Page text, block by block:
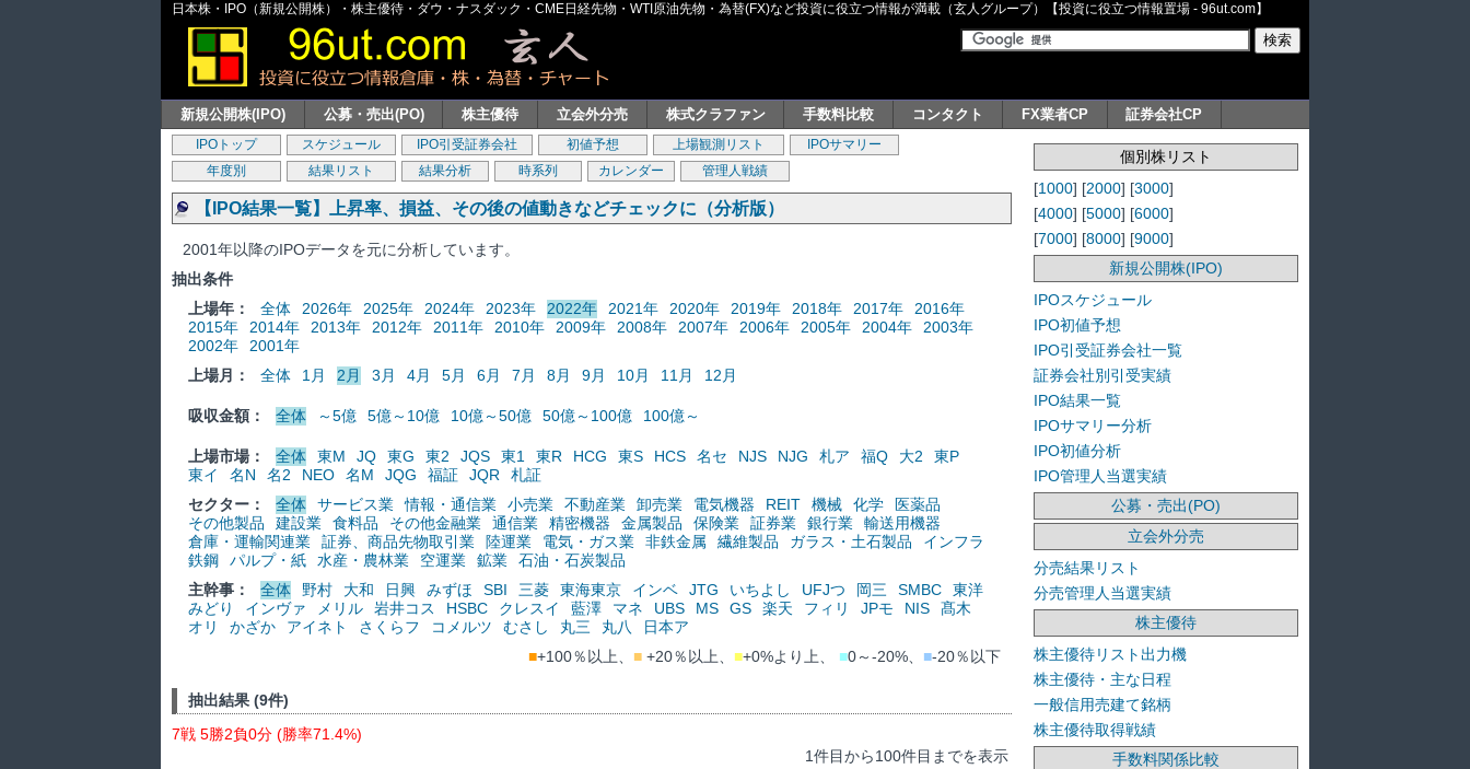
日本株・IPO（新規公開株）・株主優待・ダウ・ナスダック・CME日経先物・WTI原油先物・為替(FX)など投資に役立つ情報が満載（玄人グループ）【投資に役立つ情報置場 - 96ut.com】
新規公開株(IPO) 公募・売出(PO) 株主優待 立会外分売 株式クラファン 手数料比較 コンタクト FX業者CP 証券会社CP
IPOトップ スケジュール IPO引受証券会社 初値予想 上場観測リスト
IPOサマリー
年度別
結果リスト 結果分析 時系列 カレンダー 管理人戦績
【IPO結果一覧】上昇率、損益、その後の値動きなどチェックに（分析版）
2001年以降のIPOデータを元に分析しています。
抽出条件
上場年：
全体 2026年 2025年 2024年 2023年 2022年 2021年 2020年 2019年 2018年 2017年
2016年
2015年
2014年 2013年 2012年 2011年 2010年 2009年 2008年 2007年 2006年 2005年 2004年
2003年
2002年
2001年
上場月：
全体 1月 2月 3月 4月 5月 6月 7月 8月 9月 10月 11月 12月
吸収金額： 全体 ～5億 5億～10億 10億～50億 50億～100億 100億～
上場市場： 全体 東M JQ 東G 東2 JQS 東1 東R HCG 東S HCS 名セ NJS NJG 札ア 福Q 大2
東P
東イ
名N 名2 NEO 名M JQG 福証 JQR
札証
セクター：
全体 サービス業 情報・通信業 小売業 不動産業 卸売業 電気機器 REIT 機械 化学
医薬品
その他製品
建設業 食料品 その他金融業 通信業 精密機器 金属製品 保険業 証券業 銀行業
輸送用機器
倉庫・運輸関連業
証券、商品先物取引業 陸運業 電気・ガス業 非鉄金属 繊維製品 ガラス・土石製品
インフラ
鉄鋼
パルプ・紙 水産・農林業 空運業 鉱業
石油・石炭製品
主幹事：
全体 野村 大和 日興 みずほ SBI 三菱 東海東京 インベ JTG いちよし UFJつ 岡三 SMBC
東洋
みどり
インヴァ メリル 岩井コス HSBC クレスイ 藍澤 マネ UBS MS GS 楽天 フィリ JPモ NIS
髙木
オリ
かざか アイネト さくらフ コメルツ むさし 丸三 丸八
日本ア
■+100％以上、 ■+20％以上、 ■+0%より上、 ■0～-20%、 ■-20％以下
抽出結果 (9件)
7戦 5勝2負0分 (勝率71.4%)
1件目から100件目までを表示
個別株リスト
[1000] [2000] [3000]
[4000] [5000] [6000]
[7000] [8000] [9000]
新規公開株(IPO)
IPOスケジュール
IPO初値予想
IPO引受証券会社一覧
証券会社別引受実績
IPO結果一覧
IPOサマリー分析
IPO初値分析
IPO管理人当選実績
公募・売出(PO)
立会外分売
分売結果リスト
分売管理人当選実績
株主優待
株主優待リスト出力機
株主優待・主な日程
一般信用売建て銘柄
株主優待取得戦績
手数料関係比較